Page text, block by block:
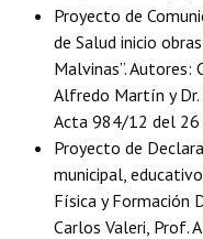
Comunicaciones
Declaraciones
Resoluciones
Resoluciones de
INSTITUCIONAL
Proyecto de
de Salud inicio
Malvinas”. Autores:
Alfredo Martín y Dr.
Acta 984/12 del 26
Proyecto de
municipal,
Física y Formación
Carlos Valeri, Prof.